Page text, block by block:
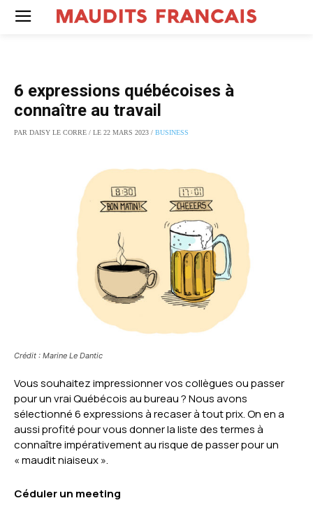
6 expressions québécoises à
connaître au travail
PAR DAISY LE CORRE / LE 22 MARS 2023 / BUSINESS
Crédit : Marine Le Dantic
Vous souhaitez impressionner vos collègues ou passer
pour un vrai Québécois au bureau ? Nous avons
sélectionné 6 expressions à recaser à tout prix. On en a
aussi profité pour vous donner la liste des termes à
connaître impérativement au risque de passer pour un
« maudit niaiseux ».
Céduler un meeting